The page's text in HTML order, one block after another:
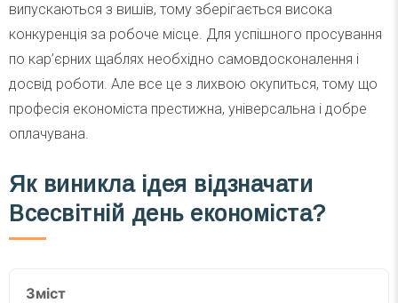
випускаються з вишів, тому зберігається висока
конкуренція за робоче місце. Для успішного просування
по кар’єрних щаблях необхідно самовдосконалення і
досвід роботи. Але все це з лихвою окупиться, тому що
професія економіста престижна, універсальна і добре
оплачувана.
Як виникла ідея відзначати
Всесвітній день економіста?
Зміст